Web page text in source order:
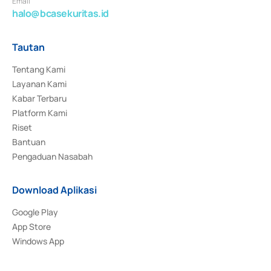
halo@bcasekuritas.id
Tautan
Tentang Kami
Layanan Kami
Kabar Terbaru
Platform Kami
Riset
Bantuan
Pengaduan Nasabah
Download Aplikasi
Google Play
App Store
Windows App